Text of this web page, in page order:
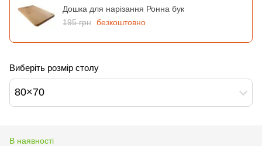
Дошка для нарізання Ронна бук
195 грн безкоштовно
Виберіть розмір столу
80×70
В наявності